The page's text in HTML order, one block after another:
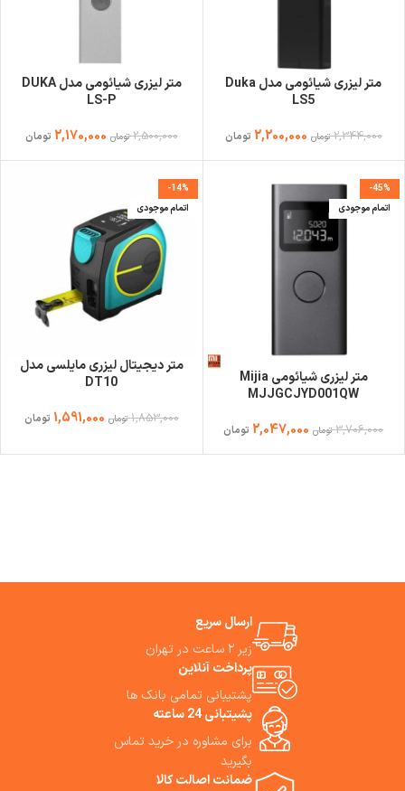
متر لیزری شیائومی مدل Duka
LS5
2,344,000 تومان 2,200,000 تومان
متر لیزری شیائومی مدل DUKA
LS-P
2,500,000 تومان 2,170,000 تومان
-45%
اتمام موجودی
متر لیزری شیائومی Mijia
MJJGCJYD001QW
3,706,000 تومان 2,047,000 تومان
-14%
اتمام موجودی
متر دیجیتال لیزری مایلسی مدل
DT10
1,853,000 تومان 1,591,000 تومان
ارسال سریع
زیر ۲ ساعت در تهران
پرداخت آنلاین
پشتیبانی تمامی بانک ها
پشیتبانی 24 ساعته
برای مشاوره در خرید تماس
بگیرید
ضمانت اصالت کالا